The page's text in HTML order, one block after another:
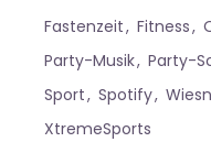
Fastenzeit Fitness
Party-Musik
Party-
Sport
Spotify Wiesn
XtremeSports